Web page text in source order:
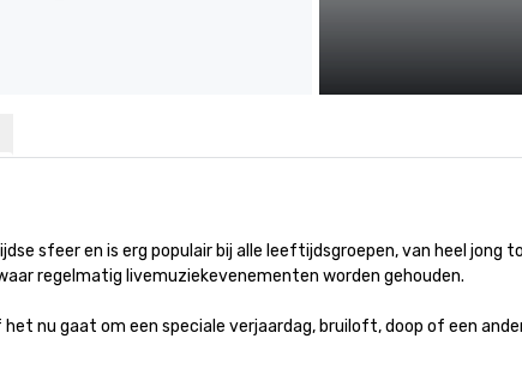
sfeer en is erg populair bij alle leeftijdsgroepen, van heel jong
regelmatig livemuziekevenementen worden gehouden.
nu gaat om een speciale verjaardag, bruiloft, doop of een